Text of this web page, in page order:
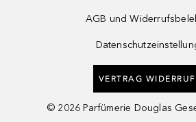
AGB und
VERTRAG
© 2026 Parfümerie Douglas